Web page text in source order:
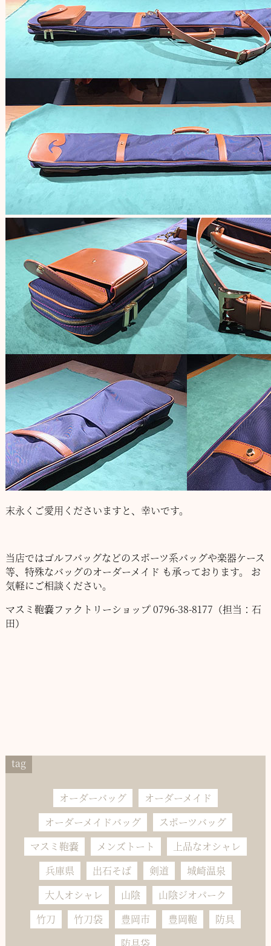
末永くご愛用くださいますと、幸いです。
当店ではゴルフバッグなどのスポーツ系バッグや楽器ケース
等、特殊なバッグのオーダーメイド も承っております。
お
気軽にご相談ください。
マスミ鞄嚢ファクトリーショップ0796-38-8177（担当：石
田）
tag
オーダーバッグ
オーダーメイド
オーダーメイドバッグ
スポーツバッグ
マスミ鞄嚢
メンズトート
上品なオシャレ
兵庫県
出石そば 剣道
城崎温泉
大人オシャレ
山陰
山陰ジオパーク
竹刀
竹刀袋 豊岡市 豊岡鞄
防具